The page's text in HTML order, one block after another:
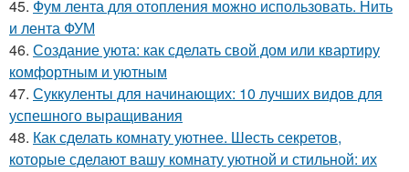
45. Фум лента для отопления можно использовать. Нить
и лента ФУМ
46. Создание уюта: как сделать свой дом или квартиру
комфортным и уютным
47. Суккуленты для начинающих: 10 лучших видов для
успешного выращивания
48. Как сделать комнату уютнее. Шесть секретов,
которые сделают вашу комнату уютной и стильной: их